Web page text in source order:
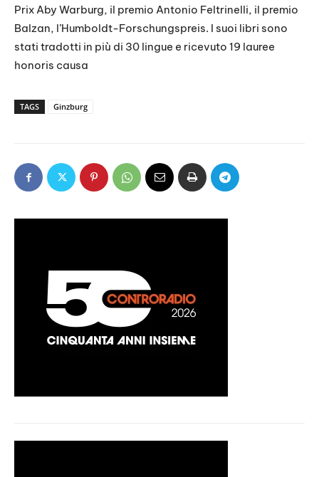
Prix Aby Warburg, il premio Antonio Feltrinelli, il premio
Balzan, l’Humboldt-Forschungspreis. I suoi libri sono
stati tradotti in più di 30 lingue e ricevuto 19 lauree
honoris causa
TAGS Ginzburg